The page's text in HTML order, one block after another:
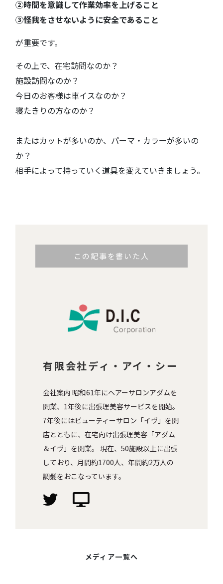
②時間を意識して作業効率を上げること
③怪我をさせないように安全であること
が重要です。
その上で、在宅訪問なのか？
施設訪問なのか？
今日のお客様は車イスなのか？
寝たきりの方なのか？
またはカットが多いのか、パーマ・カラーが多いの
か？
相手によって持っていく道具を変えていきましょう。
この記事を書いた人
有限会社ディ・アイ・シー
会社案内 昭和61年にヘアーサロンアダムを
開業、1年後に出張理美容サービスを開始。
7年後にはビューティーサロン「イヴ」を開
店とともに、在宅向け出張理美容「アダム
＆イヴ」を開業。 現在、50施設以上に出張
しており、月間約1700人、年間約2万人の
調髪をおこなっています。
メディア一覧へ